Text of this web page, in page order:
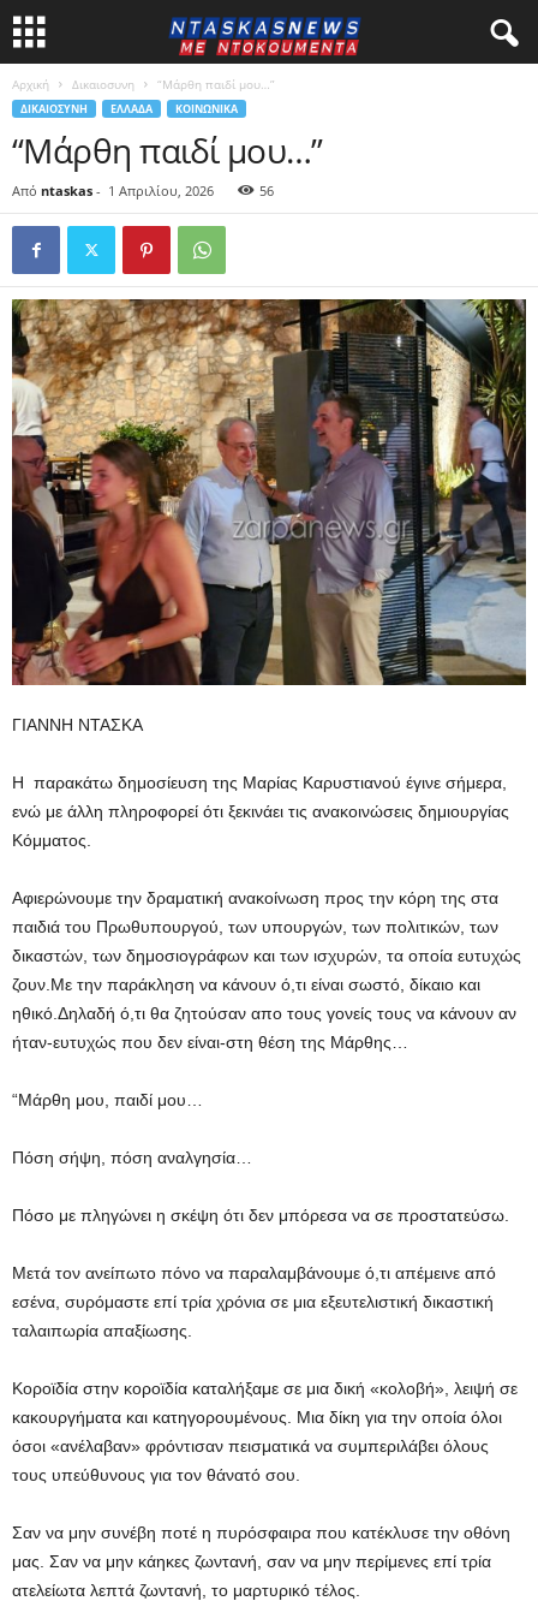
Αρχική Δικαιοσυνη “Μάρθη παιδί μου…”
ΔΙΚΑΙΟΣΥΝΗ ΕΛΛΑΔΑ ΚΟΙΝΩΝΙΚΑ
“Μάρθη παιδί μου…”
Από ntaskas - 1 Απριλίου, 2026 56
ΓΙΑΝΝΗ ΝΤΑΣΚΑ
H παρακάτω δημοσίευση της Μαρίας Καρυστιανού έγινε σήμερα,
ενώ με άλλη πληροφορεί ότι ξεκινάει τις ανακοινώσεις δημιουργίας
Κόμματος.
Αφιερώνουμε την δραματική ανακοίνωση προς την κόρη της στα
παιδιά του Πρωθυπουργού, των υπουργών, των πολιτικών, των
δικαστών, των δημοσιογράφων και των ισχυρών, τα οποία ευτυχώς
ζουν.Με την παράκληση να κάνουν ό,τι είναι σωστό, δίκαιο και
ηθικό.Δηλαδή ό,τι θα ζητούσαν απο τους γονείς τους να κάνουν αν
ήταν-ευτυχώς που δεν είναι-στη θέση της Μάρθης…
“Μάρθη μου, παιδί μου…
Πόση σήψη, πόση αναλγησία…
Πόσο με πληγώνει η σκέψη ότι δεν μπόρεσα να σε προστατεύσω.
Μετά τον ανείπωτο πόνο να παραλαμβάνουμε ό,τι απέμεινε από
εσένα, συρόμαστε επί τρία χρόνια σε μια εξευτελιστική δικαστική
ταλαιπωρία απαξίωσης.
Κοροϊδία στην κοροϊδία καταλήξαμε σε μια δική «κολοβή», λειψή σε
κακουργήματα και κατηγορουμένους. Μια δίκη για την οποία όλοι
όσοι «ανέλαβαν» φρόντισαν πεισματικά να συμπεριλάβει όλους
τους υπεύθυνους για τον θάνατό σου.
Σαν να μην συνέβη ποτέ η πυρόσφαιρα που κατέκλυσε την οθόνη
μας. Σαν να μην κάηκες ζωντανή, σαν να μην περίμενες επί τρία
ατελείωτα λεπτά ζωντανή, το μαρτυρικό τέλος.